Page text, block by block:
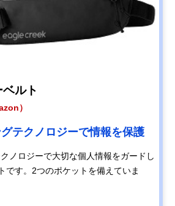
ルト
）
テクノロジーで情報を保護
ノロジーで大切な個人情報をガードし
です。2つのポケットを備えていま